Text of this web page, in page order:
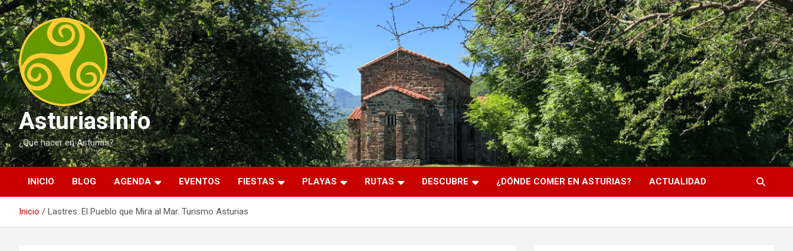
Saltar
al
contenido
AsturiasInfo
¿Qué hacer en Asturias?
INICIO BLOG AGENDA EVENTOS FIESTAS PLAYAS RUTAS DESCUBRE ¿DÓNDE COMER EN ASTURIAS? ACTUALIDAD
Inicio Lastres: El Pueblo que Mira al Mar. Turismo Asturias